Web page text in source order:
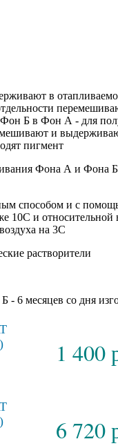
в
Б в Фон А - для
и
пигмент
Фона А и Фона Б
способом и с
и относительной
на 3С
растворители
6 месяцев со дня
1 400
) 6 720